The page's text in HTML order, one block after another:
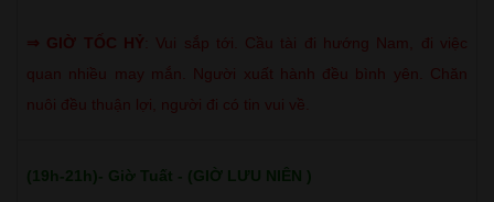
⇒ GIỜ TỐC HỶ
Vui sắp tới. Cầu tài đi hướng Nam, đi việc
quan nhiều may mắn. Người xuất hành đều bình yên. Chăn
nuôi đều thuận lợi, người đi có tin vui về.
(19h-21h)- Giờ Tuất - (GIỜ LƯU NIÊN )